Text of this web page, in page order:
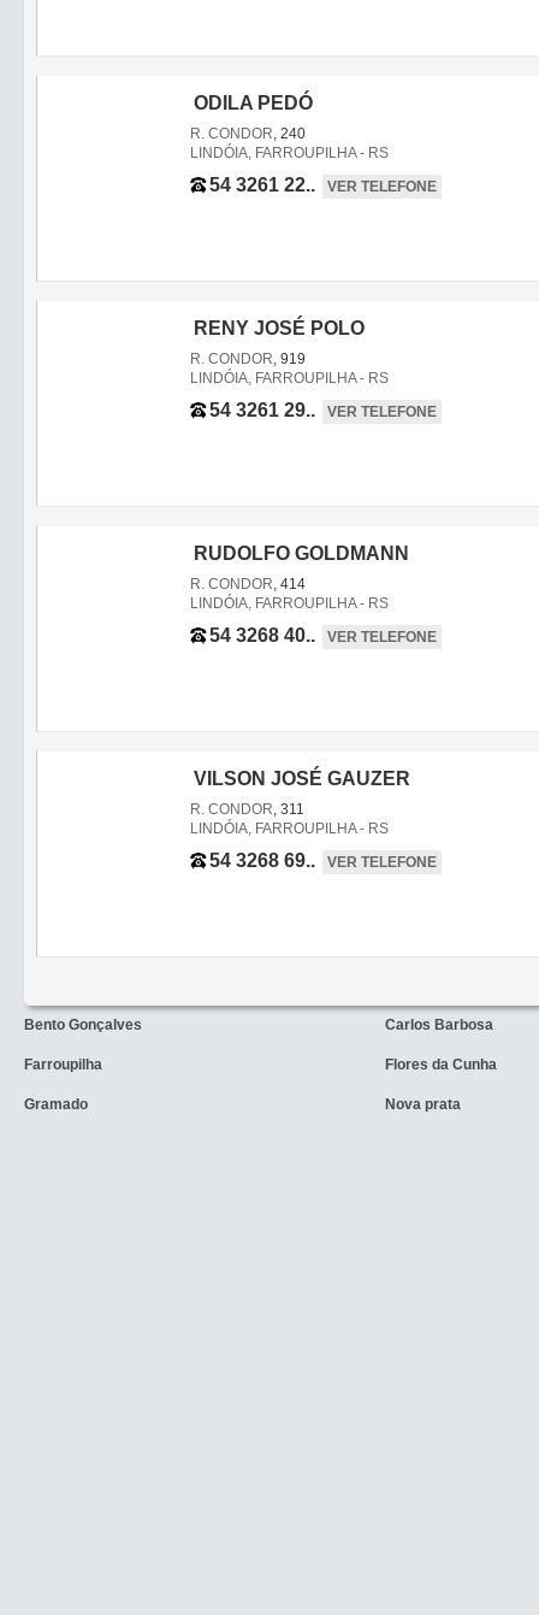
ODILA PEDÓ
R. CONDOR, 240
LINDÓIA, FARROUPILHA - RS
54 3261 22.. VER TELEFONE
RENY JOSÉ POLO
R. CONDOR, 919
LINDÓIA, FARROUPILHA - RS
54 3261 29.. VER TELEFONE
RUDOLFO GOLDMANN
R. CONDOR, 414
LINDÓIA, FARROUPILHA - RS
54 3268 40.. VER TELEFONE
VILSON JOSÉ GAUZER
R. CONDOR, 311
LINDÓIA, FARROUPILHA - RS
54 3268 69.. VER TELEFONE
Bento Gonçalves Carlos Barbosa
Farroupilha Flores da Cunha
Gramado Nova prata